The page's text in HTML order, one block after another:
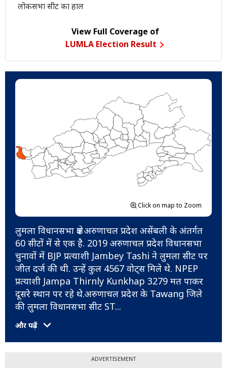
लोकसभा सीट का हाल
View Full Coverage of
LUMLA Election Result
Click on map to Zoom
लुमला विधानसभा क्षेत्र अरुणाचल प्रदेश असेंबली के अंतर्गत
60 सीटों में से एक है. 2019 अरुणाचल प्रदेश विधानसभा
चुनावों में BJP प्रत्याशी Jambey Tashi ने लुमला सीट पर
जीत दर्ज की थी. उन्हें कुल 4567 वोट्स मिले थे. NPEP
प्रत्याशी Jampa Thirnly Kunkhap 3279 मत पाकर
दूसरे स्थान पर रहे थे.अरुणाचल प्रदेश के Tawang जिले
की लुमला विधानसभा सीट ST...
और पढ़ें
ADVERTISEMENT